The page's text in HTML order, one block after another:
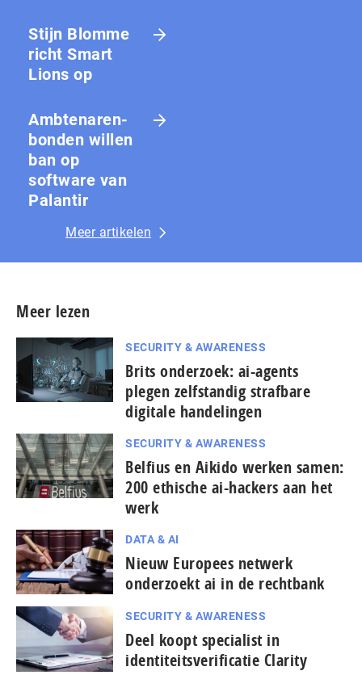
Stijn Blomme
richt Smart
Lions op
Amb­te­na­ren­
bon­den willen
ban op
software van
Palantir
Meer artikelen
Meer lezen
SECURITY & AWARENESS
Brits onderzoek: ai-agents
plegen zelfstandig strafbare
digitale handelingen
SECURITY & AWARENESS
Belfius en Aikido werken samen:
200 ethische ai-hackers aan het
werk
DATA & AI
Nieuw Europees netwerk
onderzoekt ai in de rechtbank
SECURITY & AWARENESS
Deel koopt specialist in
identiteitsverificatie Clarity